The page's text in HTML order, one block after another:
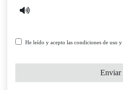
He leído y acepto las condiciones de uso y
Enviar